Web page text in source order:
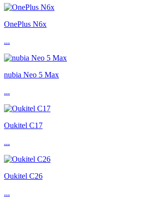
OnePlus N6x
...
nubia Neo 5 Max
...
Oukitel C17
...
Oukitel C26
...